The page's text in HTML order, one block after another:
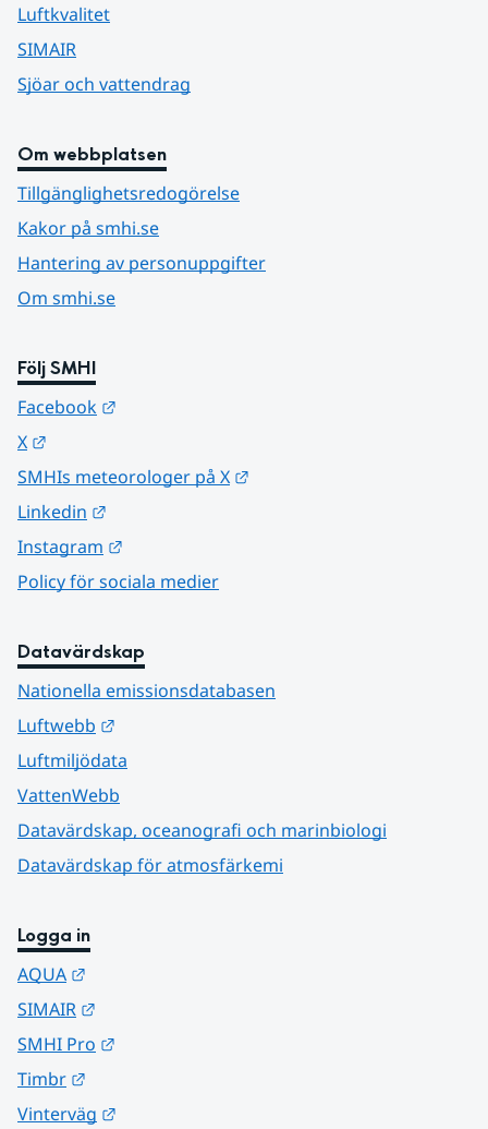
Luftkvalitet
SIMAIR
Sjöar och vattendrag
Om webbplatsen
Tillgänglighetsredogörelse
Kakor på smhi.se
Hantering av personuppgifter
Om smhi.se
Följ SMHI
Facebook
X
SMHIs meteorologer på X
Linkedin
Instagram
Policy för sociala medier
Datavärdskap
Nationella emissionsdatabasen
Luftwebb
Luftmiljödata
VattenWebb
Datavärdskap, oceanografi och marinbiologi
Datavärdskap för atmosfärkemi
Logga in
AQUA
SIMAIR
SMHI Pro
Timbr
Vinterväg